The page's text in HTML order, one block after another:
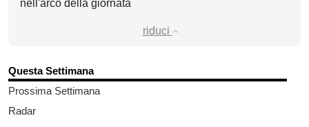
nell'arco della giornata
riduci
Questa Settimana
Prossima Settimana
Radar